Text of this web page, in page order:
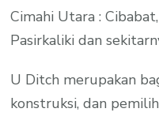
Cimahi Utara :
Pasirkaliki dan
U Ditch merupakan
konstruksi, dan